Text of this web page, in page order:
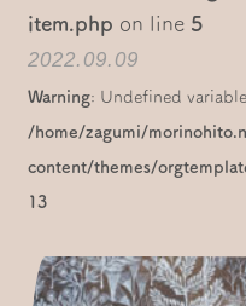
item.php on line 5
2022.09.09
Warning: Undefined
/home/zagumi/
content/themes/
13